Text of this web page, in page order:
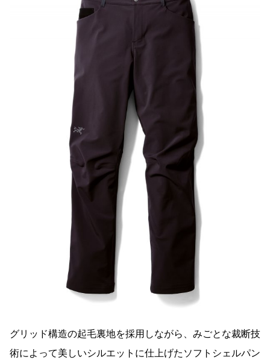
グリッド構造の起毛裏地を採用しながら、みごとな裁断技
術によって美しいシルエットに仕上げたソフトシェルパン